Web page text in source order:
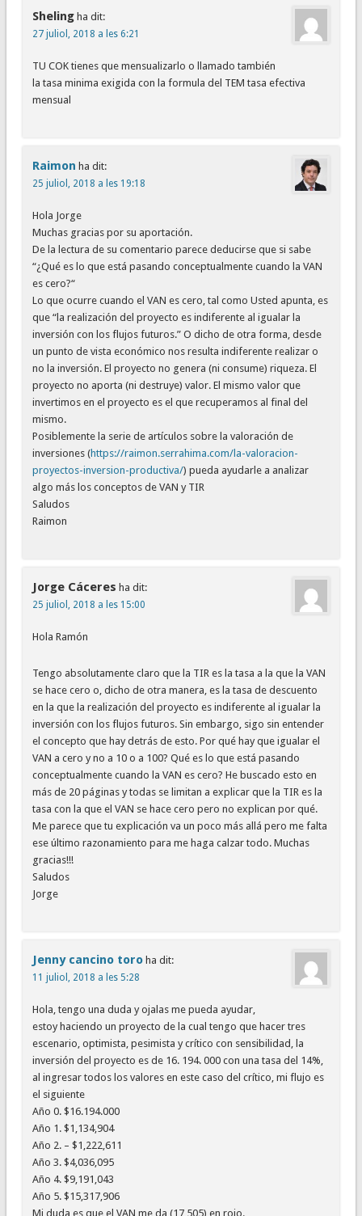
Sheling ha dit:
27 juliol, 2018 a les 6:21
TU COK tienes que mensualizarlo o llamado también
la tasa minima exigida con la formula del TEM tasa efectiva
mensual
Raimon ha dit:
25 juliol, 2018 a les 19:18
Hola Jorge
Muchas gracias por su aportación.
De la lectura de su comentario parece deducirse que si sabe
“¿Qué es lo que está pasando conceptualmente cuando la VAN
es cero?“
Lo que ocurre cuando el VAN es cero, tal como Usted apunta, es
que “la realización del proyecto es indiferente al igualar la
inversión con los flujos futuros.” O dicho de otra forma, desde
un punto de vista económico nos resulta indiferente realizar o
no la inversión. El proyecto no genera (ni consume) riqueza. El
proyecto no aporta (ni destruye) valor. El mismo valor que
invertimos en el proyecto es el que recuperamos al final del
mismo.
Posiblemente la serie de artículos sobre la valoración de
inversiones (https://raimon.serrahima.com/la-valoracion-
proyectos-inversion-productiva/) pueda ayudarle a analizar
algo más los conceptos de VAN y TIR
Saludos
Raimon
Jorge Cáceres ha dit:
25 juliol, 2018 a les 15:00
Hola Ramón
Tengo absolutamente claro que la TIR es la tasa a la que la VAN
se hace cero o, dicho de otra manera, es la tasa de descuento
en la que la realización del proyecto es indiferente al igualar la
inversión con los flujos futuros. Sin embargo, sigo sin entender
el concepto que hay detrás de esto. Por qué hay que igualar el
VAN a cero y no a 10 o a 100? Qué es lo que está pasando
conceptualmente cuando la VAN es cero? He buscado esto en
más de 20 páginas y todas se limitan a explicar que la TIR es la
tasa con la que el VAN se hace cero pero no explican por qué.
Me parece que tu explicación va un poco más allá pero me falta
ese último razonamiento para me haga calzar todo. Muchas
gracias!!!
Saludos
Jorge
Jenny cancino toro ha dit:
11 juliol, 2018 a les 5:28
Hola, tengo una duda y ojalas me pueda ayudar,
estoy haciendo un proyecto de la cual tengo que hacer tres
escenario, optimista, pesimista y crítico con sensibilidad, la
inversión del proyecto es de 16. 194. 000 con una tasa del 14%,
al ingresar todos los valores en este caso del crítico, mi flujo es
el siguiente
Año 0. $16.194.000
Año 1. $1,134,904
Año 2. – $1,222,611
Año 3. $4,036,095
Año 4. $9,191,043
Año 5. $15,317,906
Mi duda es que el VAN me da (17,505) en rojo.